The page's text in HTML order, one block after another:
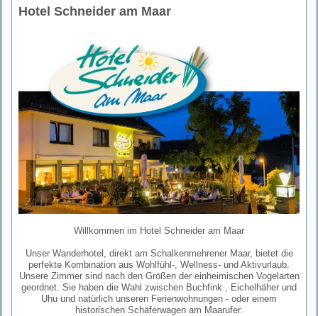
Hotel Schneider am Maar
Willkommen im Hotel Schneider am Maar
Unser Wanderhotel, direkt am Schalkenmehrener Maar, bietet die
perfekte Kombination aus Wohlfühl-, Wellness- und Aktivurlaub.
Unsere Zimmer sind nach den Größen der einheimischen Vogelarten
geordnet. Sie haben die Wahl zwischen Buchfink , Eichelhäher und
Uhu und natürlich unseren Ferienwohnungen - oder einem
historischen Schäferwagen am Maarufer.